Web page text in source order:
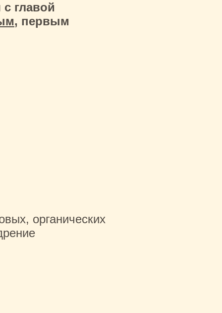
главой
, первым
органических